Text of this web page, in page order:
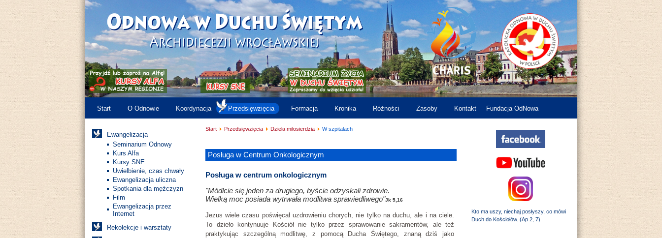
Start O Odnowie Koordynacja Przedsięwzięcia Formacja Kronika Różności Zasoby Kontakt Fundacja OdNowa
Ewangelizacja
Seminarium Odnowy
Kurs Alfa
Kursy SNE
Uwielbienie, czas chwały
Ewangelizacja uliczna
Spotkania dla mężczyzn
Film
Ewangelizacja przez
Internet
Rekolekcje i warsztaty
Kto ma uszy, niechaj posłyszy, co mówi
Duch do Kościołów. (Ap 2, 7)
Start Przedsięwzięcia Dzieła miłosierdzia W szpitalach
Posługa w Centrum Onkologicznym
Posługa w centrum onkologicznym
"Módlcie się jeden za drugiego, byście odzyskali zdrowie.
Wielką moc posiada wytrwała modlitwa sprawiedliwego"Jk 5,16
Jezus wiele czasu poświęcał uzdrowieniu chorych, nie tylko na duchu, ale i na ciele.
To dzieło kontynuuje Kościół nie tylko przez sprawowanie sakramentów, ale też
praktykując szczególną modlitwę, z pomocą Ducha Świętego, znaną dziś jako